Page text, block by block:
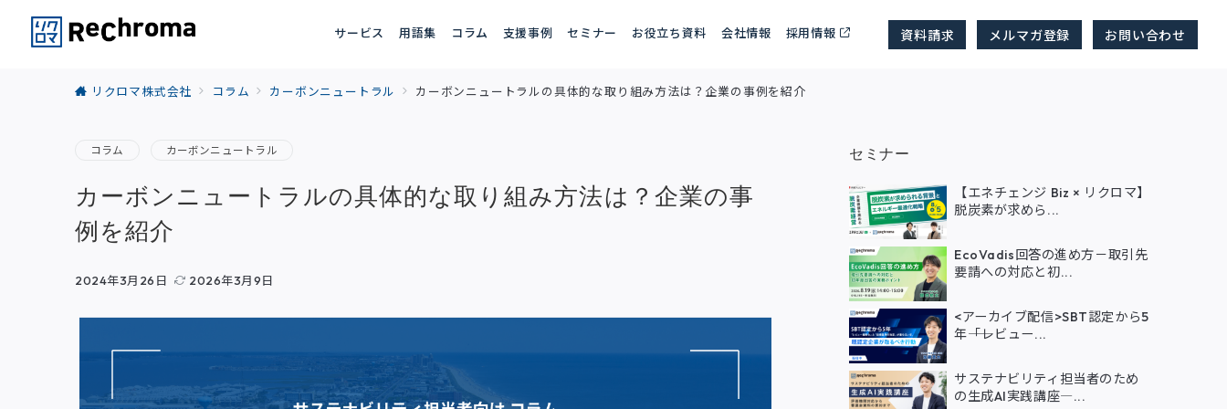
サービス 用語集 コラム 支援事例 セミナー お役立ち資料 会社情報 採用情報 資料請求 メルマガ登録 お問い合わせ
リクロマ株式会社 コラム カーボンニュートラル カーボンニュートラルの具体的な取り組み方法は？企業の事例を紹介
コラム カーボンニュートラル
カーボンニュートラルの具体的な取り組み方法は？企業の事
例を紹介
2024年3月26日 2026年3月9日
セミナー
【エネチェンジ Biz × リクロマ】
脱炭素が求めら...
EcoVadis回答の進め方－取引先
要請への対応と初...
<アーカイブ配信>SBT認定から5
年――「レビュー...
サステナビリティ担当者のため
の生成AI実践講座―...